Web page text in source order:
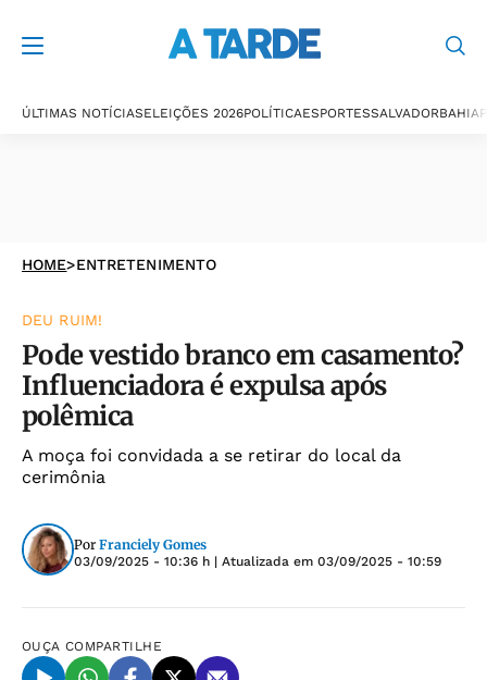
ÚLTIMAS NOTÍCIASELEIÇÕES 2026POLÍTICAESPORTESSALVADORBAHIA
HOME>ENTRETENIMENTO
DEU RUIM!
Pode vestido branco em casamento?
Influenciadora é expulsa após
polêmica
A moça foi convidada a se retirar do local da
cerimônia
Por Franciely Gomes
03/09/2025 - 10:36 h | Atualizada em 03/09/2025 - 10:59
OUÇA COMPARTILHE